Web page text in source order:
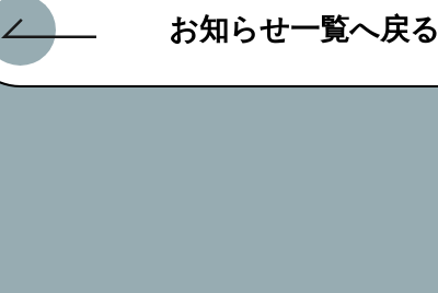
お知らせ一覧へ戻る